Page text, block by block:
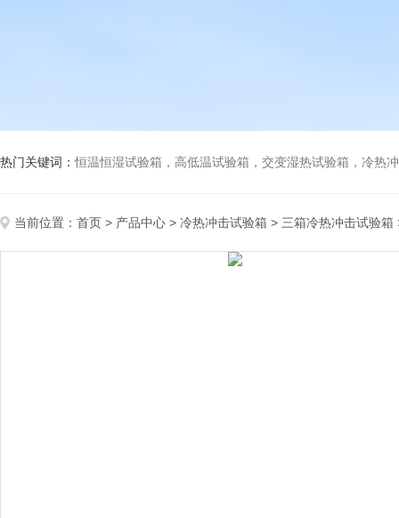
热门关键词：恒温恒湿试验箱，高低温试验箱，交变湿热试验箱，冷热冲击试验
当前位置： 首页 > 产品中心 > 冷热冲击试验箱 > 三箱冷热冲击试验箱